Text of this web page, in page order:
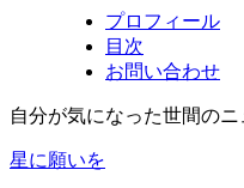
プロフィール
目次
お問い合わせ
自分が気になった世間の
星に願いを